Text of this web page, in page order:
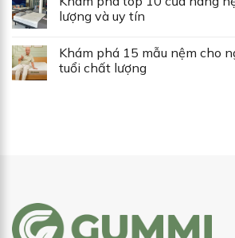
lượng và uy tín
Khám phá 15 mẫu nệm cho
tuổi chất lượng